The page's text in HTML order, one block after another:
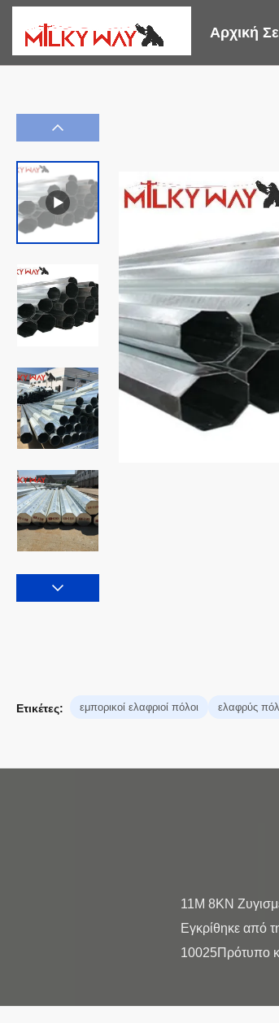
Αρχική
Ετικέτες: εμπορικοί ελαφριοί πόλοι ελαφρύς
11M 8KN
Εγκρίθηκε από